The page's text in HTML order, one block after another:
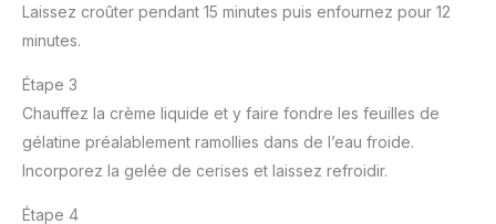
Laissez croûter pendant 15 minutes puis enfournez pour 12
minutes.
Étape 3
Chauffez la crème liquide et y faire fondre les feuilles de
gélatine préalablement ramollies dans de l’eau froide.
Incorporez la gelée de cerises et laissez refroidir.
Étape 4